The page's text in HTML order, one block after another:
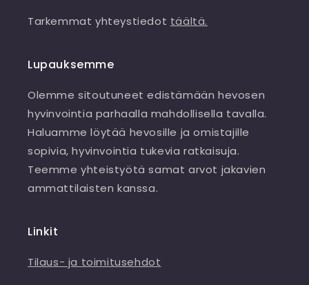
Tarkemmat yhteystiedot täältä.
Lupauksemme
Olemme sitoutuneet edistämään hevosen
hyvinvointia parhaalla mahdollisella tavalla.
Haluamme löytää hevosille ja omistajille
sopivia, hyvinvointia tukevia ratkaisuja.
Teemme yhteistyötä samat arvot jakavien
ammattilaisten kanssa.
Linkit
Tilaus- ja toimitusehdot